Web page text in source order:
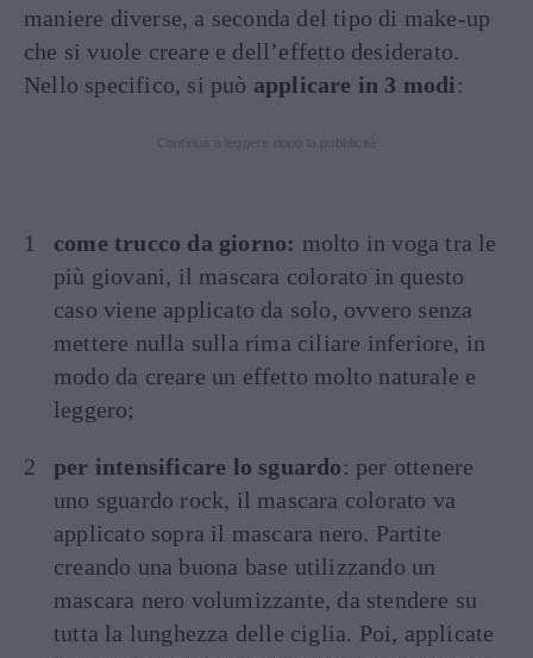
maniere diverse, a seconda del tipo di make-up
che si vuole creare e dell’effetto desiderato.
Nello specifico, si può applicare in 3 modi :
come trucco da giorno: molto in voga tra le
più giovani, il mascara colorato in questo
caso viene applicato da solo, ovvero senza
mettere nulla sulla rima ciliare inferiore, in
modo da creare un effetto molto naturale e
leggero;
per intensificare lo sguardo: per ottenere
uno sguardo rock, il mascara colorato va
applicato sopra il mascara nero. Partite
creando una buona base utilizzando un
mascara nero volumizzante, da stendere su
tutta la lunghezza delle ciglia. Poi, applicate